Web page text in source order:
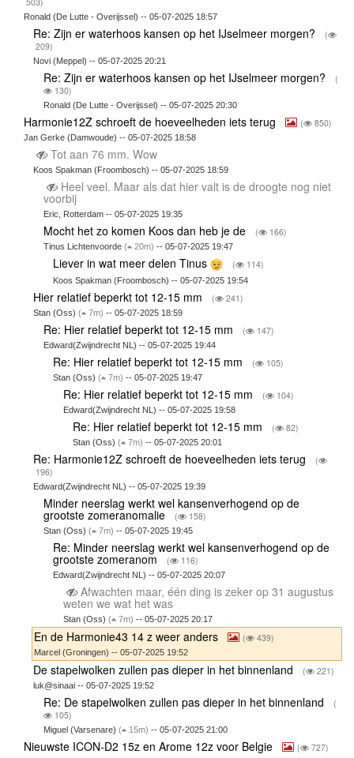
Ronald (De Lutte - Overijssel) -- 05-07-2025 18:57
Re: Zijn er waterhoos kansen op het IJselmeer morgen?
(
209)
Novi (Meppel) -- 05-07-2025 20:21
Re: Zijn er waterhoos kansen op het IJselmeer morgen?
(
130)
Ronald (De Lutte - Overijssel) -- 05-07-2025 20:30
Harmonie12Z schroeft de hoeveelheden iets terug ( 850)
Jan Gerke (Damwoude) -- 05-07-2025 18:58
Tot aan 76 mm. Wow
Koos Spakman (Froombosch) -- 05-07-2025 18:59
Heel veel. Maar als dat hier valt is de droogte nog niet
voorbij
Eric, Rotterdam -- 05-07-2025 19:35
Mocht het zo komen Koos dan heb je de ( 166)
Tinus Lichtenvoorde ( 20m) -- 05-07-2025 19:47
Liever in wat meer delen Tinus ( 114)
Koos Spakman (Froombosch) -- 05-07-2025 19:54
Hier relatief beperkt tot 12-15 mm ( 241)
Stan (Oss)( 7m) -- 05-07-2025 18:59
Re: Hier relatief beperkt tot 12-15 mm ( 147)
Edward(Zwijndrecht NL) -- 05-07-2025 19:44
Re: Hier relatief beperkt tot 12-15 mm ( 105)
Stan (Oss)( 7m) -- 05-07-2025 19:47
Re: Hier relatief beperkt tot 12-15 mm ( 104)
Edward(Zwijndrecht NL) -- 05-07-2025 19:58
Re: Hier relatief beperkt tot 12-15 mm ( 82)
Stan (Oss)( 7m) -- 05-07-2025 20:01
Re: Harmonie12Z schroeft de hoeveelheden iets terug
(
196)
Edward(Zwijndrecht NL) -- 05-07-2025 19:39
Minder neerslag werkt wel kansenverhogend op de
grootste zomeranomalie ( 158)
Stan (Oss) ( 7m) -- 05-07-2025 19:45
Re: Minder neerslag werkt wel kansenverhogend op de
grootste zomeranom ( 116)
Edward(Zwijndrecht NL) -- 05-07-2025 20:07
Afwachten maar, één ding is zeker op 31 augustus
weten we wat het was
Stan (Oss) ( 7m) -- 05-07-2025 20:17
En de Harmonie43 14 z weer anders ( 439)
Marcel (Groningen) -- 05-07-2025 19:52
De stapelwolken zullen pas dieper in het binnenland ( 221)
luk@sinaai -- 05-07-2025 19:52
Re: De stapelwolken zullen pas dieper in het binnenland
(
105)
Miguel (Varsenare) ( 15m) -- 05-07-2025 21:00
Nieuwste ICON-D2 15z en Arome 12z voor Belgie ( 727)